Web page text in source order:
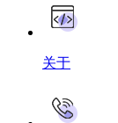
关于